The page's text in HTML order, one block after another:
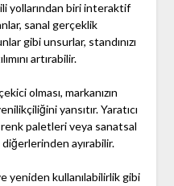
yollarından biri interaktif
sanal gerçeklik
gibi unsurlar, standınızı
artırabilir.
olması, markanızın
yansıtır. Yaratıcı
paletleri veya sanatsal
diğerlerinden ayırabilir.
yeniden kullanılabilirlik gibi